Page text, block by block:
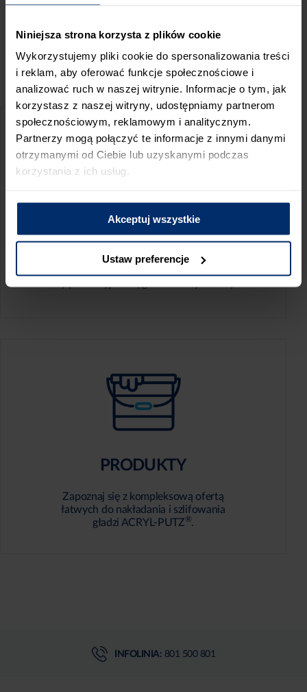
Niniejsza strona korzysta z plików cookie
Wykorzystujemy pliki cookie do spersonalizowania treści
i reklam, aby oferować funkcje społecznościowe i
analizować ruch w naszej witrynie. Informacje o tym, jak
korzystasz z naszej witryny, udostępniamy partnerom
społecznościowym, reklamowym i analitycznym.
Partnerzy mogą połączyć te informacje z innymi danymi
otrzymanymi od Ciebie lub uzyskanymi podczas
korzystania z ich usług.
Akceptuj wszystkie
Ustaw preferencje
ZGŁOŚ BŁĄD
PRZED WIZYTĄ W SKLEPIE POLECAMY:
KALKULATOR ZUŻYCIA
PRODUKTY
Zapoznaj się z kompleksową ofertą
łatwych do nakładania i szlifowania
gładzi ACRYL-PUTZ®.
INFOLINIA: 801 500 801